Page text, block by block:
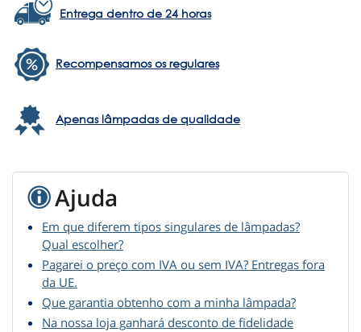
Entrega dentro de 24 horas
Recompensamos os regulares
Apenas lâmpadas de qualidade
Ajuda
Em que diferem tipos singulares de lâmpadas?
Qual escolher?
Pagarei o preço com IVA ou sem IVA? Entregas fora
da UE.
Que garantia obtenho com a minha lâmpada?
Na nossa loja ganhará desconto de fidelidade